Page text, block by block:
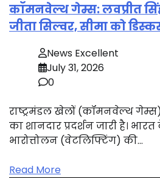
कॉमनवेल्थ गेम्स: लवप्रीत
जीता सिल्वर, सीमा को
News Excellent
July 31, 2026
0
राष्ट्रमंडल खेलों (कॉमनवेल्थ
का शानदार प्रदर्शन जारी है।
भारोत्तोलन (वेटलिफ्टिंग) की…
Read More